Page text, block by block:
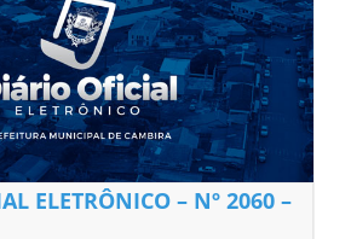
ELETRÔNICO – Nº 2060 –